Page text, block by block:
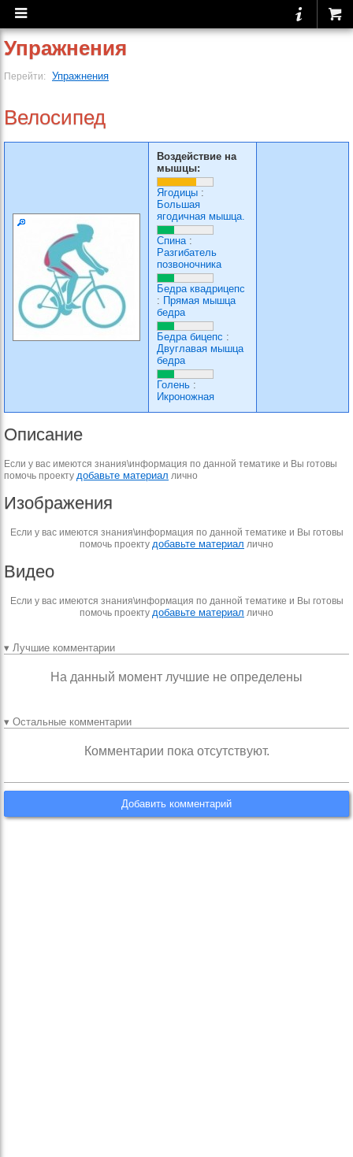
Упражнения
Перейти: Упражнения
Велосипед
Воздействие на
мышцы:
Ягодицы :
Большая
ягодичная мышца.
Спина:
Разгибатель
позвоночника
Бедра квадрицепс
: Прямая мышца
бедра
Бедра бицепс :
Двуглавая мышца
бедра
Голень :
Икроножная
Описание
Если у вас имеются знания\информация по данной тематике и Вы готовы
помочь проекту добавьте материал лично
Изображения
Если у вас имеются знания\информация по данной тематике и Вы готовы
помочь проекту добавьте материал лично
Видео
Если у вас имеются знания\информация по данной тематике и Вы готовы
помочь проекту добавьте материал лично
▾ Лучшие комментарии
На данный момент лучшие не определены
▾ Остальные комментарии
Комментарии пока отсутствуют.
Добавить комментарий